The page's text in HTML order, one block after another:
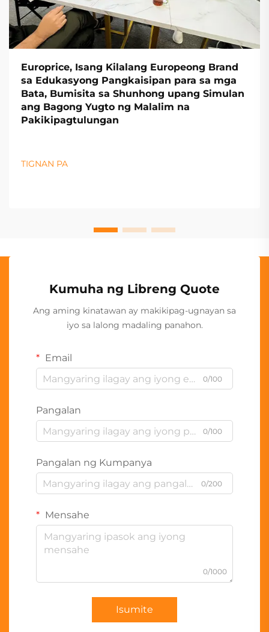
Europrice, Isang Kilalang Europeong Brand
sa Edukasyong Pangkaisipan para sa mga
Bata, Bumisita sa Shunhong upang Simulan
ang Bagong Yugto ng Malalim na
Pakikipagtulungan
TIGNAN PA
Kumuha ng Libreng Quote
Ang aming kinatawan ay makikipag-ugnayan sa
iyo sa lalong madaling panahon.
Email
0/100
Pangalan
0/100
Pangalan ng Kumpanya
0/200
Mensahe
0/1000
Isumite